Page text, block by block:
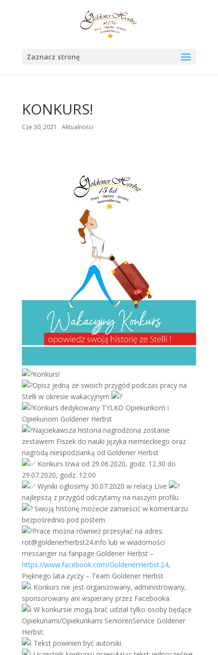
Zaznacz stronę
KONKURS!
Cze 30, 2021 Aktualności
Konkurs!
Opisz jedną ze swoich przygód podczas pracy na
Stelli w okresie wakacyjnym
Konkurs dedykowany TYLKO Opiekunkom i
Opiekunom Goldener Herbst
Najciekawsza historia nagrodzona zostanie
zestawem Fiszek do nauki języka niemieckiego oraz
nagrodą niespodzianką od Goldener Herbst
Konkurs trwa od 29.06.2020, godz. 12.30 do
29.07.2020, godz. 12.00
Wyniki ogłosimy 30.07.2020 w relacji Live
najlepszą z przygód odczytamy na naszym profilu
Swoją historię możecie zamieścić w komentarzu
bezpośrednio pod postem
Prace można również przesyłać na adres:
rot@goldenerherbst24.info lub w wiadomości
messanger na fanpage Goldener Herbst –
https://www.facebook.com/GoldenerHerbst.24,
Pięknego lata życzy – Team Goldener Herbst
Konkurs nie jest organizowany, administrowany,
sponsorowany ani wspierany przez Facebooka.
W konkursie mogą brać udział tylko osoby będące
Opiekunami/Opiekunkami SeniorenService Goldener
Herbst.
Tekst powinien być autorski.